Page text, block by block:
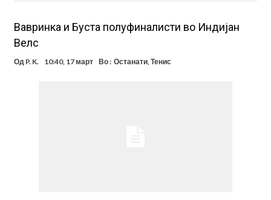
Вавринка и Буста полуфиналисти во Индијан
Велс
Од P. K. 10:40, 17 март Во : Останати,Тенис